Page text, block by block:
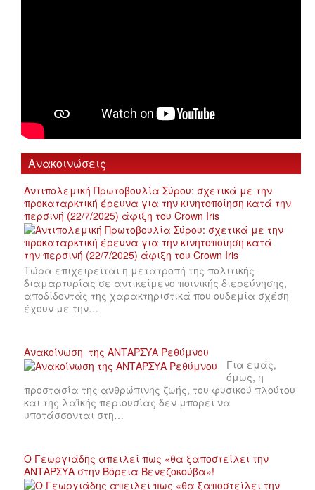
Ανακοινώσεις
Αντιπολεμική Πρωτοβουλία Σύρου: σχετικά με την
προκαταρκτική έρευνα για την κινητοποίηση κατά την
περσινή (22/7/2025) άφιξη του Crown Iris
Τώρα επιχειρείται η μετατροπή της πολιτικής
διαμαρτυρίας σε αντικείμενο ποινικής διερεύνησης,
αποδίδοντάς της χαρακτηριστικά που ουδεμία σχέση
έχουν με την…
Ανακοίνωση της ΑΝΤΑΡΣΥΑ Ρεθύμνου
Για εμάς,
όμως, η
προστασία της ανθρώπινης ζωής, του φυσικού πλούτου
και της λαϊκής περιουσίας δεν μπορεί να
υποτάσσονται στη…
Ο Γεωργιάδης απειλεί πως «θα ξαποστείλει την
ΑΝΤΑΡΣΥΑ στην Βόρεια Βενεζοκούβα»!